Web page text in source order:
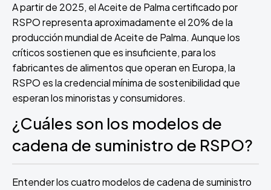
A partir de 2025, el Aceite de Palma certificado por
RSPO representa aproximadamente el 20% de la
producción mundial de Aceite de Palma. Aunque los
críticos sostienen que es insuficiente, para los
fabricantes de alimentos que operan en Europa, la
RSPO es la credencial mínima de sostenibilidad que
esperan los minoristas y consumidores.
¿Cuáles son los modelos de
cadena de suministro de RSPO?
Entender los cuatro modelos de cadena de suministro